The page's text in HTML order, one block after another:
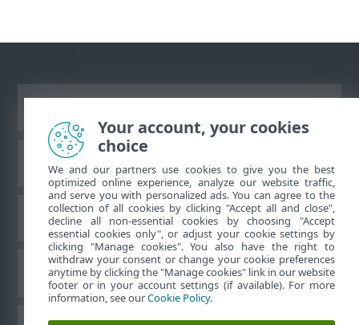
Base de conocimiento ESET
Foro de ESET
Soporte técnico regional
Your account, your cookies
choice
We and our partners use cookies to give you the best
optimized online experience, analyze our website traffic,
and serve you with personalized ads. You can agree to the
collection of all cookies by clicking "Accept all and close",
decline all non-essential cookies by choosing "Accept
essential cookies only", or adjust your cookie settings by
clicking "Manage cookies". You also have the right to
withdraw your consent or change your cookie preferences
anytime by clicking the "Manage cookies" link in our website
footer or in your account settings (if available). For more
information, see ourCookie Policy.